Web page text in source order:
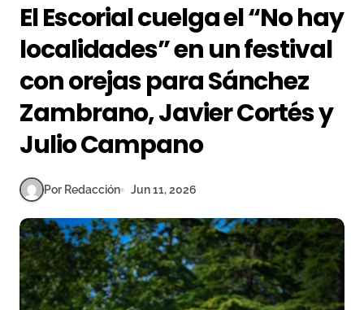
El Escorial cuelga el “No hay
localidades” en un festival
con orejas para Sánchez
Zambrano, Javier Cortés y
Julio Campano
Por Redacción Jun 11, 2026